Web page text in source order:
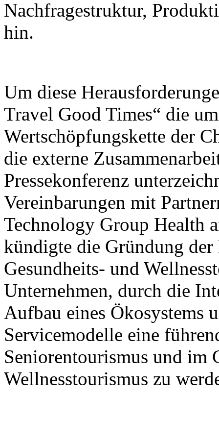
Nachfragestruktur,
hin.
Um diese
Travel Good Times“ die
Wertschöpfungskette der
die externe
Pressekonferenz
Vereinbarungen mit
Technology Group Health
kündigte die Gründung
Gesundheits- und
Unternehmen, durch die
Aufbau eines
Servicemodelle eine
Seniorentourismus und im
Wellnesstourismus zu